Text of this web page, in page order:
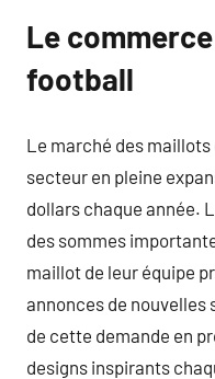
Le
football
Le marché des
secteur en pleine
dollars chaque année.
des sommes
maillot de leur équipe
annonces de
de cette demande en
designs inspirants